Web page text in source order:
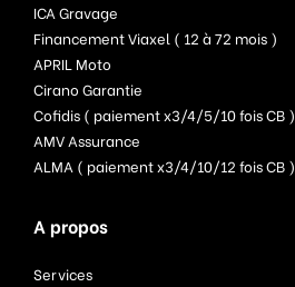
ICA Gravage
Financement Viaxel ( 12 à 72 mois )
APRIL Moto
Cirano Garantie
Cofidis ( paiement x3/4/5/10 fois CB )
AMV Assurance
ALMA ( paiement x3/4/10/12 fois CB )
A propos
Services